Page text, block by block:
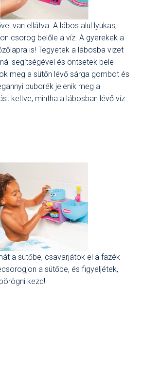
van ellátva. A lábos alul lyukas,
csorog belőle a víz. A gyerekek a
is! Tegyetek a lábosba vizet
segítségével és öntsetek bele
meg a sütőn lévő sárga gombot és
buborék jelenik meg a
keltve, mintha a lábosban lévő víz
a sütőbe, csavarjátok el a fazék
a sütőbe, és figyeljétek,
kezd!